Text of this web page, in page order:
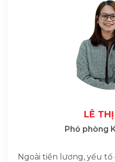
LÊ
Phó phòng
Ngoài tiền lương, yếu